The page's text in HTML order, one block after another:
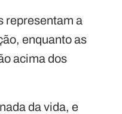
representam a
enquanto as
acima dos
da vida, e